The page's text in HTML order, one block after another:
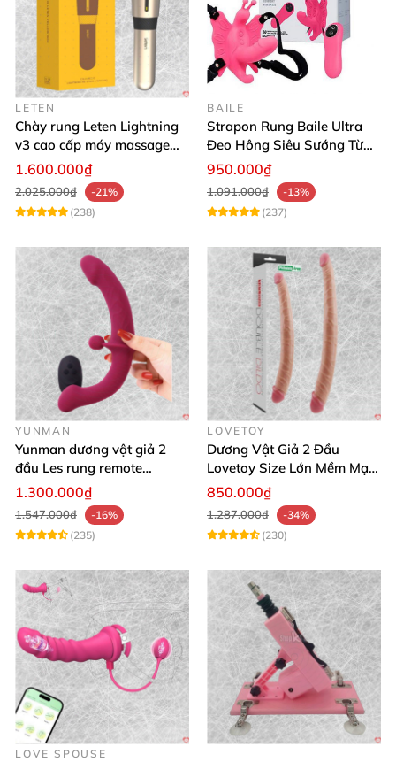
LETEN
Chày rung Leten Lightning
v3 cao cấp máy massage
kích thích mạnh
1.600.000₫
2.025.000₫
-21%
(238)
BAILE
Strapon Rung Baile Ultra
Đeo Hông Siêu Sướng Từ
Xa
950.000₫
1.091.000₫
-13%
(237)
YUNMAN
Yunman dương vật giả 2
đầu Les rung remote
silicone mềm mại
1.300.000₫
1.547.000₫
-16%
(235)
LOVETOY
Dương Vật Giả 2 Đầu
Lovetoy Size Lớn Mềm Mại
Uốn Cong Kháng Khuẩn
850.000₫
1.287.000₫
-34%
(230)
LOVE SPOUSE